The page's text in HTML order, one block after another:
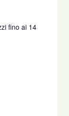
fino ai 14